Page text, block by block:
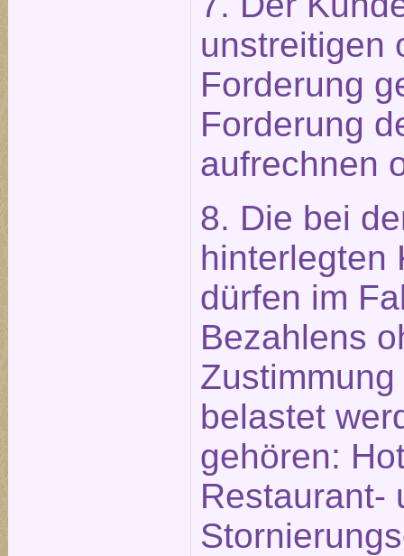
unstreitigen
Forderung
Forderung
aufrechnen
8. Die bei
hinterlegten
dürfen im
Bezahlens
belastet
gehören:
Restaurant-